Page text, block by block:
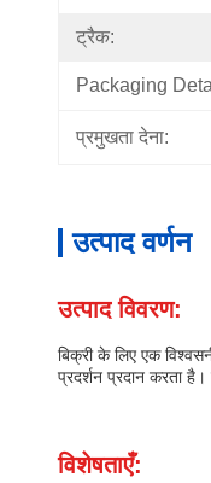
ट्रैक:
Packaging
प्रमुखता देना:
उत्पाद वर्णन
उत्पाद विवरण:
बिक्री के लिए एक
प्रदर्शन प्रदान करता
विशेषताएँ: